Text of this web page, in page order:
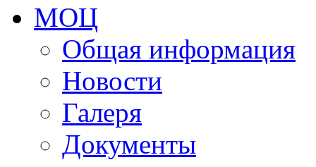
МОЦ
Общая информация
Новости
Галеря
Документы